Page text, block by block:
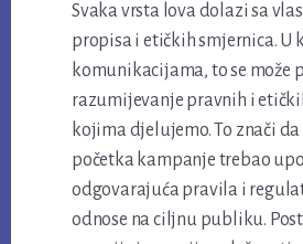
Svaka vrsta lova dolazi sa
propisa i etičkih smjernica. U
komunikacijama, to se može
razumijevanje pravnih i
kojima djelujemo. To znači
početka kampanje trebao
odgovarajuća pravila i
odnose na ciljnu publiku.